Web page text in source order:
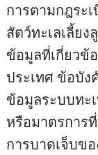
การตามกฎระ
สัตว์ทะเลเลี้ย
ข้อมูลที่เกี่ยวข้
ประเทศ ข้อบั
ข้อมูลระบบทะ
หรือมาตรการ
การบาดเจ็บข